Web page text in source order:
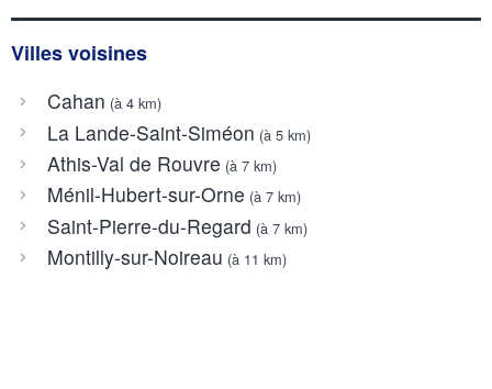
Villes voisines
Cahan (à 4 km)
La Lande-Saint-Siméon (à 5 km)
Athis-Val de Rouvre (à 7 km)
Ménil-Hubert-sur-Orne (à 7 km)
Saint-Pierre-du-Regard (à 7 km)
Montilly-sur-Noireau (à 11 km)